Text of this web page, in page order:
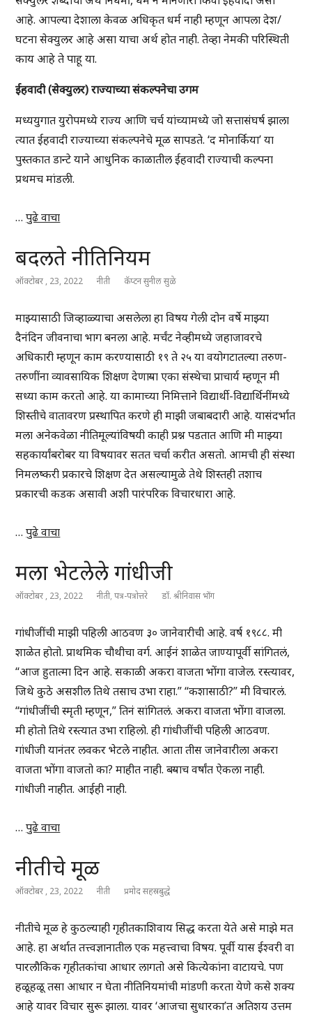
आहे. आपल्या देशाला केवळ अधिकृत धर्म नाही म्हणून आपला देश/
घटना सेक्युलर आहे असा याचा अर्थ होत नाही. तेव्हा नेमकी परिस्थिती
काय आहे ते पाहू या.
ईहवादी (सेक्युलर) राज्याच्या संकल्पनेचा उगम
मध्ययुगात युरोपमध्ये राज्य आणि चर्च यांच्यामध्ये जो सत्तासंघर्ष झाला
त्यात ईहवादी राज्याच्या संकल्पनेचे मूळ सापडते. ‘द मोनार्किया’ या
पुस्तकात डान्टे याने आधुनिक काळातील ईहवादी राज्याची कल्पना
प्रथमच मांडली.
…पुढे वाचा
बदलते नीतिनियम
ऑक्टोबर , 23, 2022 नीती कॅप्टन सुनील सुळे
माझ्यासाठी जिव्हाळ्याचा असलेला हा विषय गेली दोन वर्षे माझ्या
दैनंदिन जीवनाचा भाग बनला आहे. मर्चंट नेव्हीमध्ये जहाजावरचे
अधिकारी म्हणून काम करण्यासाठी १९ ते २५ या वयोगटातल्या तरुण-
तरुणींना व्यावसायिक शिक्षण देणाऱ्या एका संस्थेचा प्राचार्य म्हणून मी
सध्या काम करतो आहे. या कामाच्या निमित्ताने विद्यार्थी-विद्यार्थिनींमध्ये
शिस्तीचे वातावरण प्रस्थापित करणे ही माझी जबाबदारी आहे. यासंदर्भात
मला अनेकवेळा नीतिमूल्यांविषयी काही प्रश्न पडतात आणि मी माझ्या
सहकार्यांबरोबर या विषयावर सतत चर्चा करीत असतो. आमची ही संस्था
निमलष्करी प्रकारचे शिक्षण देत असल्यामुळे तेथे शिस्तही तशाच
प्रकारची कडक असावी अशी पारंपरिक विचारधारा आहे.
…पुढे वाचा
मला भेटलेले गांधीजी
ऑक्टोबर , 23, 2022 नीती,पत्र-पत्रोत्तरे डॉ. श्रीनिवास भोंग
गांधीजींची माझी पहिली आठवण ३० जानेवारीची आहे. वर्ष १९८८. मी
शाळेत होतो. प्राथमिक चौथीचा वर्ग. आईनं शाळेत जाण्यापूर्वी सांगितलं,
“आज हुतात्मा दिन आहे. सकाळी अकरा वाजता भोंगा वाजेल. रस्त्यावर,
जिथे कुठे असशील तिथे तसाच उभा राहा.” “कशासाठी?” मी विचारलं.
“गांधीजींची स्मृती म्हणून,” तिनं सांगितलं. अकरा वाजता भोंगा वाजला.
मी होतो तिथे रस्त्यात उभा राहिलो. ही गांधीजींची पहिली आठवण.
गांधीजी यानंतर लवकर भेटले नाहीत. आता तीस जानेवारीला अकरा
वाजता भोंगा वाजतो का? माहीत नाही. बऱ्याच वर्षांत ऐकला नाही.
गांधीजी नाहीत. आईही नाही.
…पुढे वाचा
नीतीचे मूळ
ऑक्टोबर , 23, 2022 नीती प्रमोद सहस्रबुद्धे
नीतीचे मूळ हे कुठल्याही गृहीतकाशिवाय सिद्ध करता येते असे माझे मत
आहे. हा अर्थात तत्त्वज्ञानातील एक महत्त्वाचा विषय. पूर्वी यास ईश्वरी वा
पारलौकिक गृहीतकांचा आधार लागतो असे कित्येकांना वाटायचे. पण
हळूहळू तसा आधार न घेता नीतिनियमांची मांडणी करता येणे कसे शक्य
आहे यावर विचार सुरू झाला. यावर ‘आजचा सुधारका’त अतिशय उत्तम